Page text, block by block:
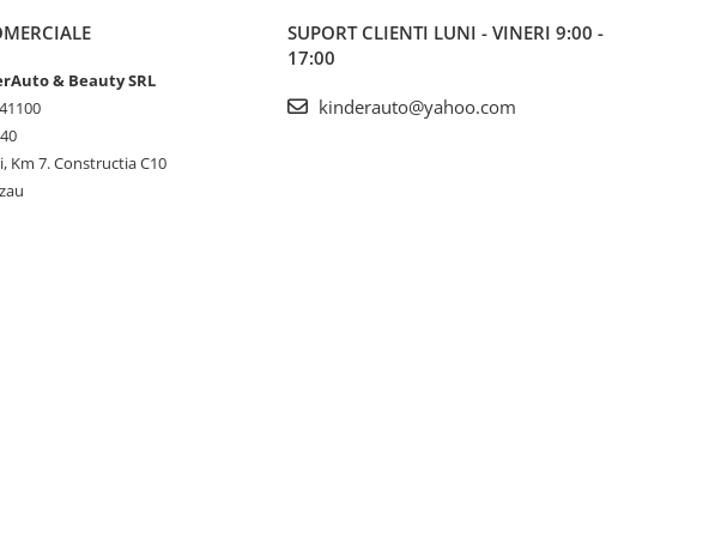
& Beauty SRL
Km 7. Constructia C10
SUPORT CLIENTI LUNI - VINERI 9:00 -
17:00
kinderauto@yahoo.com